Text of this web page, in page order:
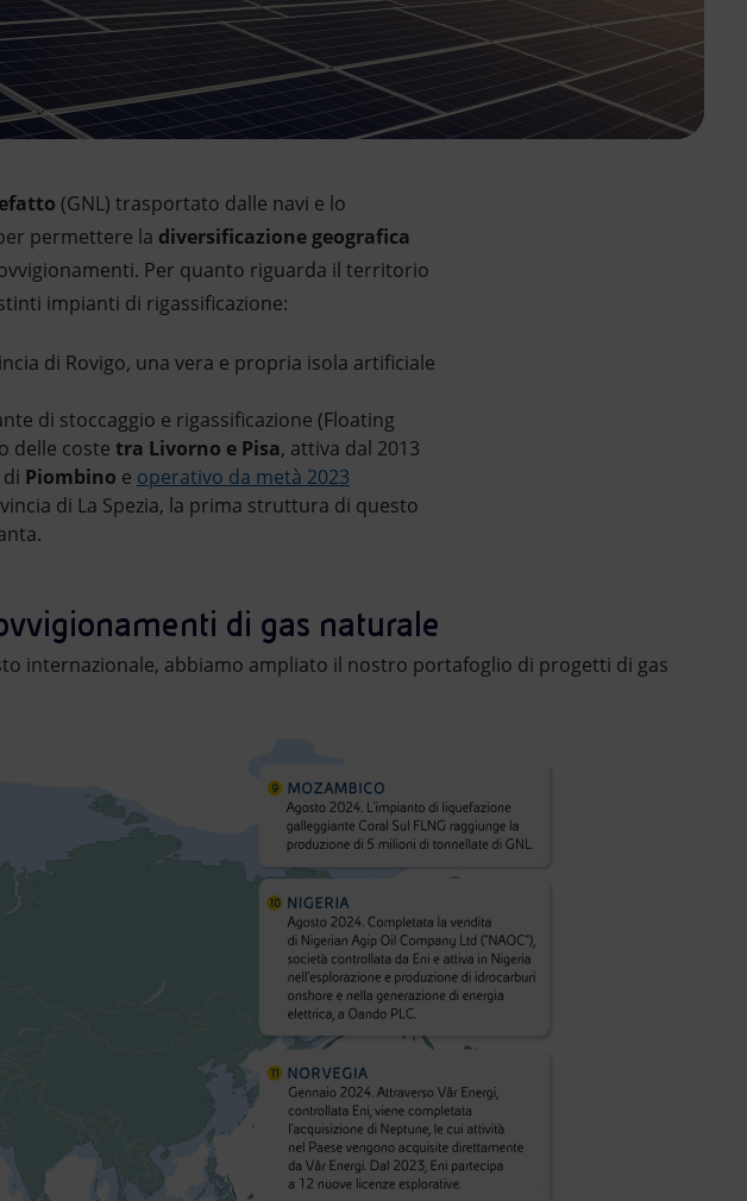
(GNL) trasportato dalle navi e lo
permettere la diversificazione geografica
Per quanto riguarda il territorio
impianti di rigassificazione:
di Rovigo, una vera e propria isola artificiale
di stoccaggio e rigassificazione (Floating
delle coste tra Livorno e Pisa, attiva dal 2013
Piombino e operativo da metà 2023
di La Spezia, la prima struttura di questo
una mappa con quattordici punti numerati associati a informazioni su
di gas naturale
internazionale, abbiamo ampliato il nostro portafoglio di progetti di gas